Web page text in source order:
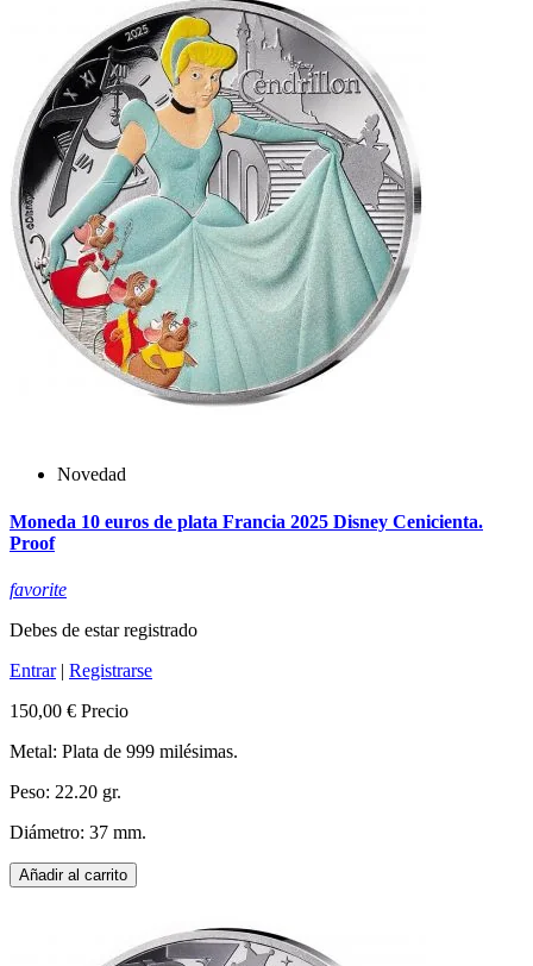
Novedad
Moneda 10 euros de plata Francia 2025 Disney Cenicienta.
Proof
favorite
Debes de estar registrado
Entrar| Registrarse
150,00 € Precio
Metal: Plata de 999 milésimas.
Peso: 22.20 gr.
Diámetro: 37 mm.
Añadir al carrito